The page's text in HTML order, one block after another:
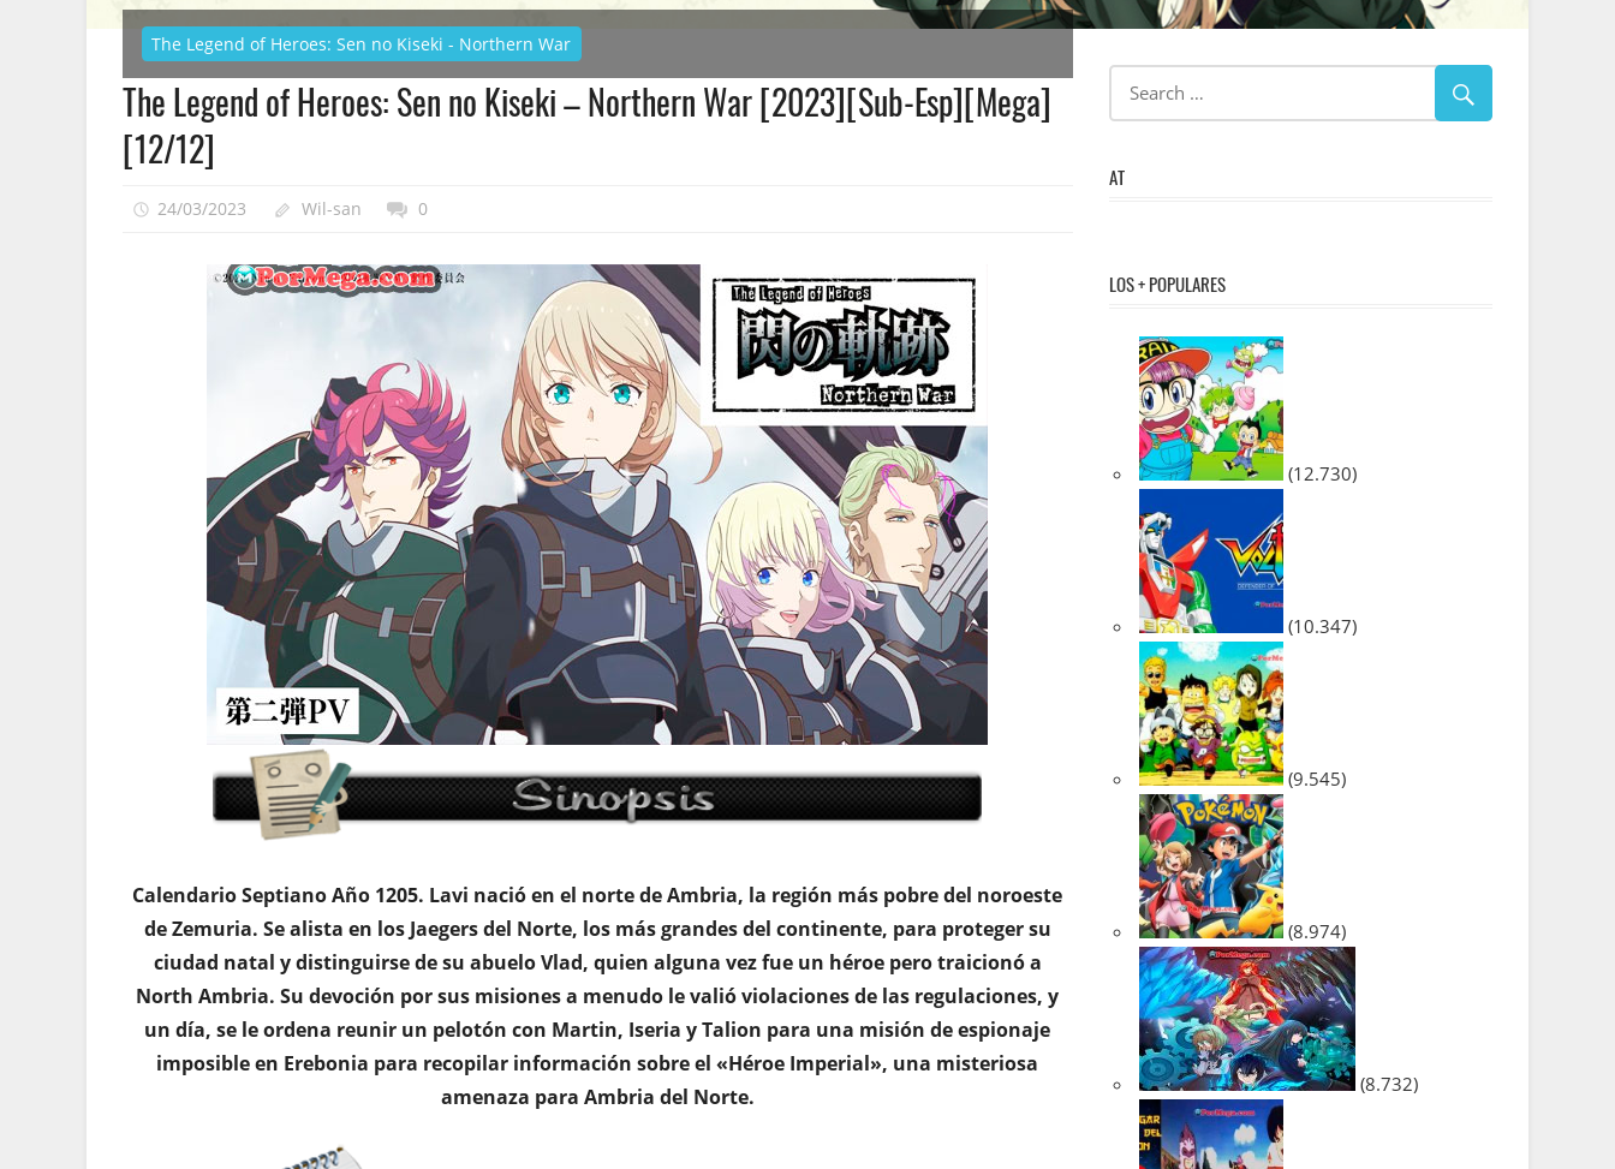
The Legend of Heroes: Sen no Kiseki - Northern War
The Legend of Heroes: Sen no Kiseki – Northern War [2023][Sub-Esp][Mega]
[12/12]
24/03/2023 Wil-san 0
Calendario Septiano Año 1205. Lavi nació en el norte de Ambria, la región más pobre del noroeste
de Zemuria. Se alista en los Jaegers del Norte, los más grandes del continente, para proteger su
ciudad natal y distinguirse de su abuelo Vlad, quien alguna vez fue un héroe pero traicionó a
North Ambria. Su devoción por sus misiones a menudo le valió violaciones de las regulaciones, y
un día, se le ordena reunir un pelotón con Martin, Iseria y Talion para una misión de espionaje
imposible en Erebonia para recopilar información sobre el «Héroe Imperial», una misteriosa
amenaza para Ambria del Norte.
AT
LOS + POPULARES
(12.730)
(10.347)
(9.545)
(8.974)
(8.732)